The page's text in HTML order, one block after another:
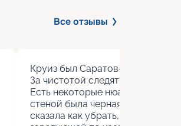
Все отзывы
Круиз был Саратов-Волгоград.
За чистотой следят горничные,
Есть некоторые нюансы-за
стеной была черная плесень.
сказала как убрать, сразу